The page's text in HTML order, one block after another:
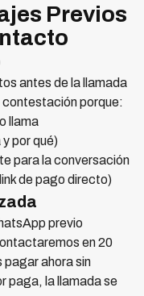
Previos
antes de la llamada
porque:
llama
por qué)
para la conversación
de pago directo)
previo
en 20
ahora sin
paga, la llamada se